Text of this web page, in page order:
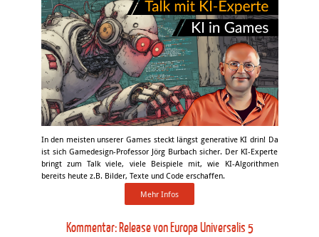
In den meisten unserer Games steckt längst generative KI drin! Da
ist sich Gamedesign-Professor Jörg Burbach sicher. Der KI-Experte
bringt zum Talk viele, viele Beispiele mit, wie KI-Algorithmen
bereits heute z.B. Bilder, Texte und Code erschaffen.
Mehr Infos
Kommentar: Release von Europa Universalis 5